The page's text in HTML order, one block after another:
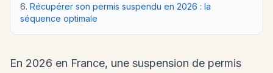
Récupérer son permis suspendu en 2026 : la
séquence optimale
En 2026 en France, une suspension de permis